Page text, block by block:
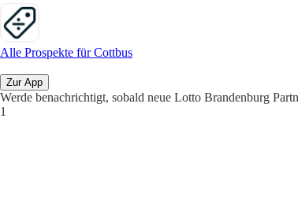
Alle Prospekte für Cottbus
Zur App
Werde benachrichtigt, sobald neue Lotto Brandenburg